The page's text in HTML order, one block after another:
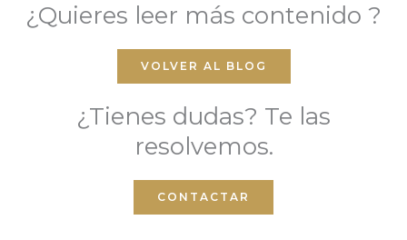
¿Quieres leer más contenido ?
VOLVER AL BLOG
¿Tienes dudas? Te las
resolvemos.
CONTACTAR